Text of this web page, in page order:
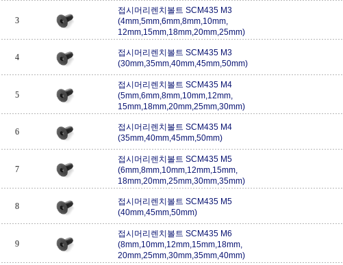
3
접시머리렌치볼트 SCM435 M3
(4mm,5mm,6mm,8mm,10mm,
12mm,15mm,18mm,20mm,25mm)
4
접시머리렌치볼트 SCM435 M3
(30mm,35mm,40mm,45mm,50mm)
5
접시머리렌치볼트 SCM435 M4
(5mm,6mm,8mm,10mm,12mm,
15mm,18mm,20mm,25mm,30mm)
6
접시머리렌치볼트 SCM435 M4
(35mm,40mm,45mm,50mm)
7
접시머리렌치볼트 SCM435 M5
(6mm,8mm,10mm,12mm,15mm,
18mm,20mm,25mm,30mm,35mm)
8
접시머리렌치볼트 SCM435 M5
(40mm,45mm,50mm)
9
접시머리렌치볼트 SCM435 M6
(8mm,10mm,12mm,15mm,18mm,
20mm,25mm,30mm,35mm,40mm)